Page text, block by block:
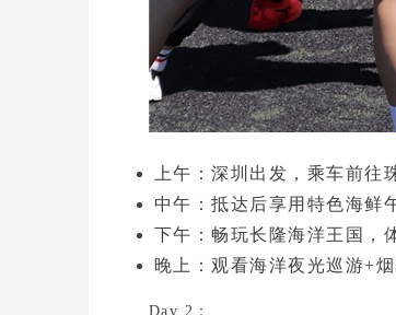
上午 ：深圳出发，乘车前往
中午 ：抵达后享用特色海鲜
下午 ：畅玩长隆海洋王国
，
晚上
：观看海洋夜光巡游+
Day 2：